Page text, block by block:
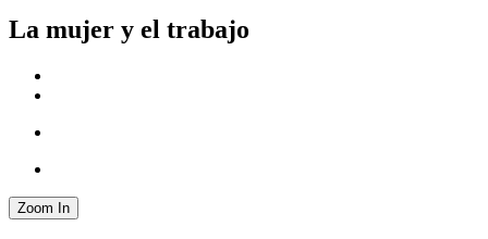
La mujer y el trabajo
Zoom In